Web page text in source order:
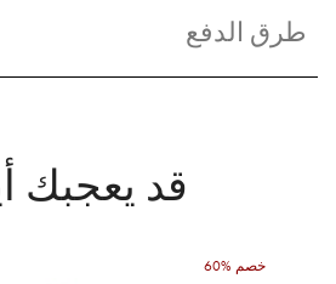
طرق الدفع
قد يعجبك
60% خصم